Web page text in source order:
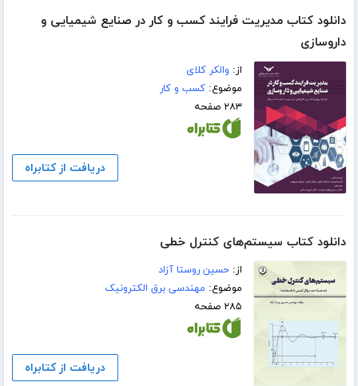
دانلود کتاب مدیریت فرایند کسب و کار در صنایع شیمیایی و
داروسازی
از: والکر کلای
موضوع:کسب و کار
۲۸۳ صفحه
دریافت از کتابراه
دانلود کتاب سیستم‌های کنترل خطی
از:حسین روستا آزاد
موضوع: مهندسی برق الکترونیک
۲۸۵ صفحه
دریافت از کتابراه